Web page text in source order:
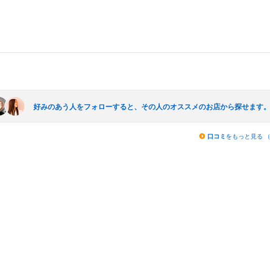
好みのあう人をフォローすると、その人のオススメのお店から探せます。
口コミ をもっと見る （